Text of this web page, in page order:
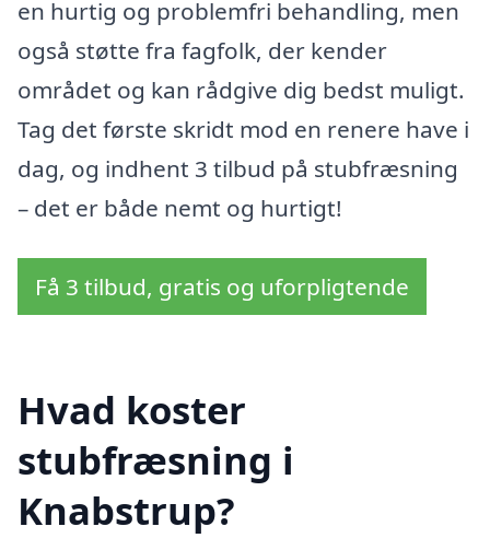
en hurtig og problemfri behandling, men
også støtte fra fagfolk, der kender
området og kan rådgive dig bedst muligt.
Tag det første skridt mod en renere have i
dag, og indhent 3 tilbud på stubfræsning
– det er både nemt og hurtigt!
Få 3 tilbud, gratis og uforpligtende
Hvad koster
stubfræsning i
Knabstrup?